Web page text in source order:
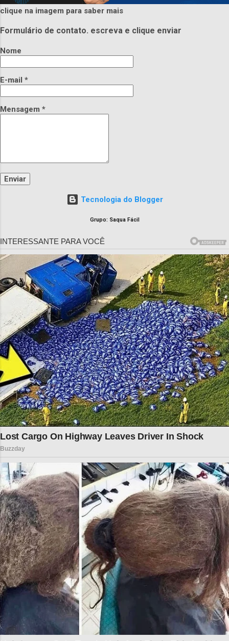
clique na imagem para saber mais
Formulário de contato. escreva e clique enviar
Nome
E-mail *
Mensagem *
Tecnologia do Blogger
Grupo: Saqua Fácil